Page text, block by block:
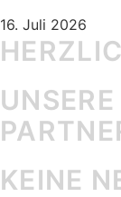
16. Juli 2026
KEINE